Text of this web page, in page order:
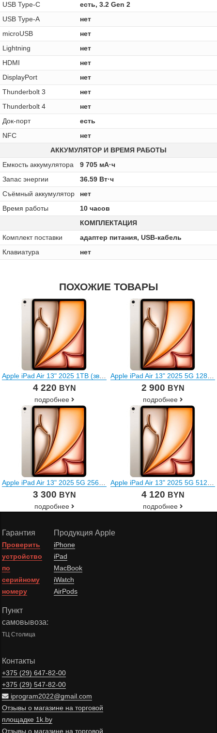
USB Type-C
есть, 3.2 Gen 2
USB Type-A
нет
microUSB
нет
Lightning
нет
HDMI
нет
DisplayPort
нет
Thunderbolt 3
нет
Thunderbolt 4
нет
Док-порт
есть
NFC
нет
АККУМУЛЯТОР И ВРЕМЯ РАБОТЫ
Емкость аккумулятора
9 705 мА·ч
Запас энергии
36.59 Вт·ч
Cъёмный аккумулятор
нет
Время работы
10 часов
КОМПЛЕКТАЦИЯ
Комплект поставки
адаптер питания, USB-кабель
Клавиатура
нет
ПОХОЖИЕ ТОВАРЫ
Apple iPad Air 13" 2025 1TB (звездный свет)
4 220 BYN
подробнее
Apple iPad Air 13" 2025 5G 128GB (звездный свет)
2 900 BYN
подробнее
Apple iPad Air 13" 2025 5G 256GB (звездный свет)
3 300 BYN
подробнее
Apple iPad Air 13" 2025 5G 512GB (звездный свет)
4 120 BYN
подробнее
Гарантия
Проверить
устройство
по
серийному
номеру
Пункт
самовывоза:
ТЦ Столица
Продукция Apple
iPhone
iPad
MacBook
iWatch
AirPods
Контакты
+375 (29)647-82-00
+375 (29)547-82-00
iprogram2022@gmail.com
Отзывы о магазине на торговой
площадке 1k.by
Отзывы о магазине на торговой